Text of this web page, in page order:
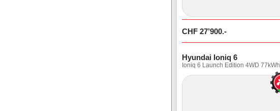
CHF 27’900.-
Hyundai Ioniq 6
Ioniq 6 Launch Edition 4WD 77kWh